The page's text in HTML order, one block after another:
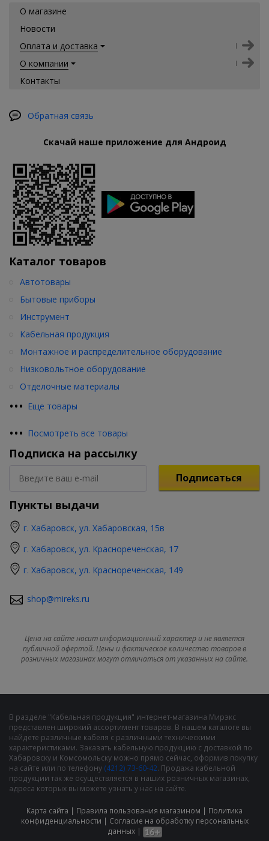
О магазине
Новости
Оплата и доставка
О компании
Контакты
Обратная связь
Скачай наше приложение для Андроид
Каталог товаров
••• Еще товары
Автотовары
Бытовые приборы
Инструмент
Кабельная продукция
Монтажное и распределительное оборудование
Низковольтное оборудование
Отделочные материалы
••• Посмотреть все товары
Подписка на рассылку
Подписаться
Пункты выдачи
г. Хабаровск, ул. Хабаровская, 15в
г. Хабаровск, ул. Краснореченская, 17
г. Хабаровск, ул. Краснореченская, 149
shop@mireks.ru
Цена на сайте носит информационный характер и не является
публичной офертой. Цены и фактическое количество товаров в
розничных магазинах могут отличаться от указанных на сайте.
В разделе "Кабельная продукция" интернет-магазина Мирэкс
представлен широкий ассортимент товаров. В нашем каталоге вы
найдете различные кабеля с различными техническими
характеристиками. Заказать кабельную продукцию с доставкой по
Хабаровску и Комсомольску можно прямо сейчас, оформив покупку
на сайте или по телефону (4212) 73-60-42. Продажа кабельной
продукции так же осуществляется в наших розничных магазинах,
адреса которых вы можете узнать у нас на сайте.
Карта сайта | Правила пользования магазином | Политика
конфиденциальности | Cогласие на обработку персональных
данных|